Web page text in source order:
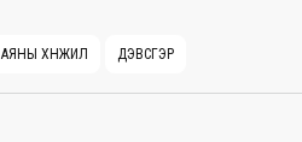
АЯНЫ ХӨНЖИЛ ДЭВСГЭР